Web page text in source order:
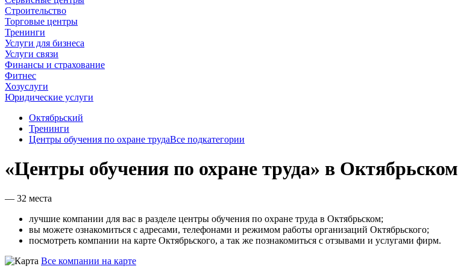
Строительство
Торговые центры
Тренинги
Услуги для бизнеса
Услуги связи
Финансы и страхование
Фитнес
Хозуслуги
Юридические услуги
Октябрьский
Тренинги
Центры обучения по охране трудаВсе подкатегории
«Центры обучения по охране труда» в Октябрьском
— 32 места
лучшие компании для вас в разделе центры обучения по охране труда в Октябрьском;
вы можете ознакомиться с адресами, телефонами и режимом работы организаций Октябрьского;
посмотреть компании на карте Октябрьского, а так же познакомиться с отзывами и услугами фирм.
Все компании на карте